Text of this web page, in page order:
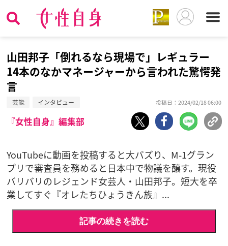
山田邦子「倒れるなら現場で」レギュラー
14本のなかマネージャーから言われた驚愕発
言
芸能 インタビュー 投稿日：2024/02/18 06:00
『女性自身』編集部
YouTubeに動画を投稿すると大バズり、M-1グラン
プリで審査員を務めると日本中で物議を醸す。現役
バリバリのレジェンド女芸人・山田邦子。短大を卒
業してすぐ『オレたちひょうきん族』...
記事の続きを読む